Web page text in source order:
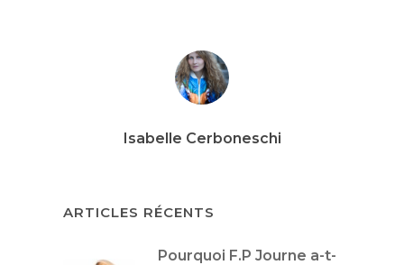
Isabelle Cerboneschi
ARTICLES RÉCENTS
Pourquoi F.P Journe a-t-